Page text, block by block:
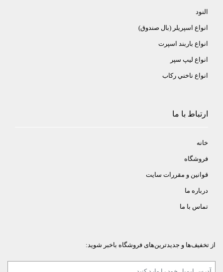
النود
انواع اسپريلر (بال صندوق)
انواع باربند اسپرت
انواع ليپ سپر
انواع ناخني ركاب
ارتباط با ما
خانه
فروشگاه
قوانین و مقررات سایت
درباره ما
تماس با ما
از تخفیف‌ها و جدیدترین‌های فروشگاه باخبر شوید: